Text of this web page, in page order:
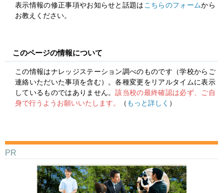
表示情報の修正事項やお知らせと話題は こちらのフォームから
お教えください。
このページの情報について
この情報はナレッジステーション調べのものです（学校からご
連絡いただいた事項を含む）。各種変更をリアルタイムに表示
しているものではありません。該当校の最終確認は必ず、ご自
身で行うようお願いいたします。
（ もっと詳しく ）
PR